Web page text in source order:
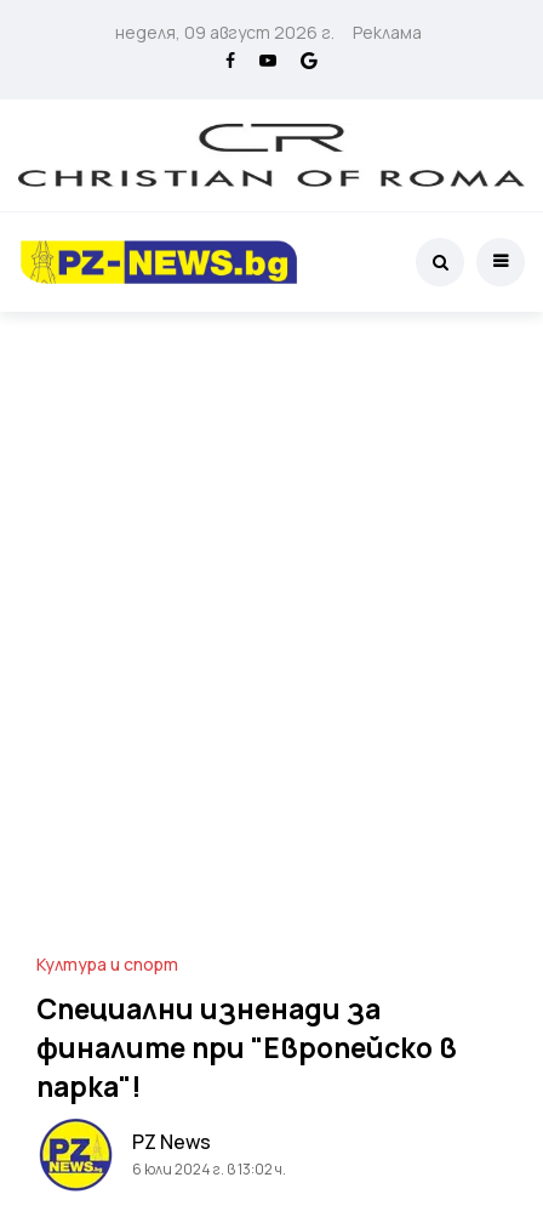
неделя, 09 август 2026 г. Реклама
Култура и спорт
Специални изненади за
финалите при "Европейско в
парка"!
PZ News
6 юли 2024 г. в 13:02 ч.